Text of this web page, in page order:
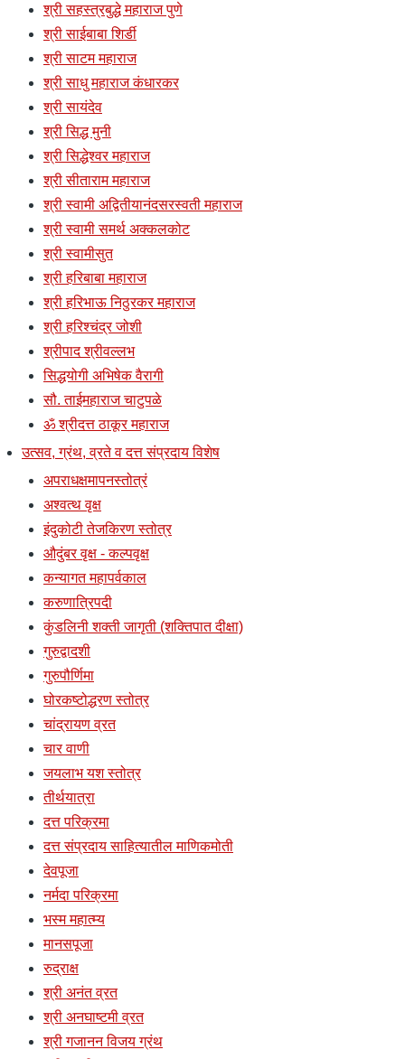
श्री सहस्त्रबुद्धे महाराज पुणे
श्री साईबाबा शिर्डी
श्री साटम महाराज
श्री साधु महाराज कंधारकर
श्री सायंदेव
श्री सिद्ध मुनी
श्री सिद्धेश्वर महाराज
श्री सीताराम महाराज
श्री स्वामी अद्वितीयानंदसरस्वती महाराज
श्री स्वामी समर्थ अक्कलकोट
श्री स्वामीसुत
श्री हरिबाबा महाराज
श्री हरिभाऊ निठुरकर महाराज
श्री हरिश्चंद्र जोशी
श्रीपाद श्रीवल्लभ
सिद्धयोगी अभिषेक वैरागी
सौ. ताईमहाराज चाटुपळे
ॐ श्रीदत्त ठाकूर महाराज
उत्सव, ग्रंथ, व्रते व दत्त संप्रदाय विशेष
अपराधक्षमापनस्तोत्रं
अश्वत्थ वृक्ष
इंदुकोटी तेजकिरण स्तोत्र
औदुंबर वृक्ष - कल्पवृक्ष
कन्यागत महापर्वकाल
करुणात्रिपदी
कुंडलिनी शक्ती जागृती (शक्तिपात दीक्षा)
गुरुद्वादशी
गुरुपौर्णिमा
घोरकष्टोद्धरण स्तोत्र
चांद्रायण व्रत
चार वाणी
जयलाभ यश स्तोत्र
तीर्थयात्रा
दत्त परिक्रमा
दत्त संप्रदाय साहित्यातील माणिकमोती
देवपूजा
नर्मदा परिक्रमा
भस्म महात्म्य
मानसपूजा
रुद्राक्ष
श्री अनंत व्रत
श्री अनघाष्टमी व्रत
श्री गजानन विजय ग्रंथ